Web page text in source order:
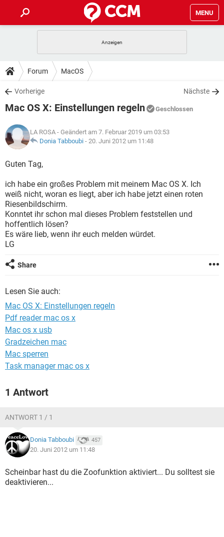
MENU
ANDROID
WINDOWS 10
WHATSAPP TIKTOK
FACEBOOK
TIPPS & TRICKS
SPIELE
WHATSAPP TIKTOK
FACEBOOK
DOWNLOADS
SPIELE STREAMING
ANDROID
WINDOWS 10 INSTAGRAM
WHATSAPP
SPIELE STREAMING
ANDROID
WINDOWS 10
WHATSAPP TIKTOK
FACEBOOK
LEXIKON
SPIELE
WINDOWS 10 INSTAGRAM
WHATSAPP TIKTOK
FACEBOOK
Forum MacOS
Vorherige Nächste
Mac OS X: Einstellungen regeln Geschlossen
LA ROSA - Geändert am 7. Februar 2019 um 03:53
Donia Tabboubi - 20. Juni 2012 um 11:48
Guten Tag,
ich habe ein großes Problem mit meinem Mac OS X. Ich
weiß nicht, woran es liegt, aber ich habe jetzt einen roten
Riesenbildschirm.
Konntet ihr schon mal dieses Problem feststellen und
hoffentlich lösen?
Es wäre lieb, wenn ihr euch melden würdet.
LG
Share
Lesen Sie auch:
Mac OS X: Einstellungen regeln
Pdf reader mac os x
Mac os x usb
Gradzeichen mac
Mac sperren
Task manager mac os x
1 Antwort
ANTWORT 1 / 1
Donia Tabboubi 457
20. Juni 2012 um 11:48
Scheinbar hast du die Zoofunktion aktiviert... Du solltest sie
deaktivieren...